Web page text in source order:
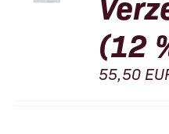
(12
55,50